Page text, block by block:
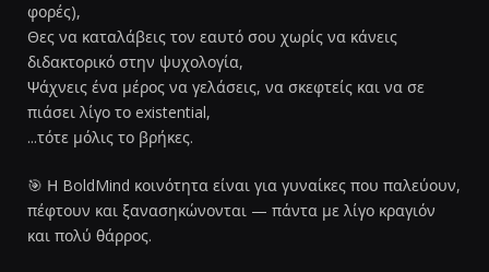
φορές),
Θες να καταλάβεις τον εαυτό σου χωρίς να κάνεις
διδακτορικό στην ψυχολογία,
Ψάχνεις ένα μέρος να γελάσεις, να σκεφτείς και να σε
πιάσει λίγο το existential,
...τότε μόλις το βρήκες.
🎯 Η BoldMind κοινότητα είναι για γυναίκες που παλεύουν,
πέφτουν και ξανασηκώνονται — πάντα με λίγο κραγιόν
και πολύ θάρρος.